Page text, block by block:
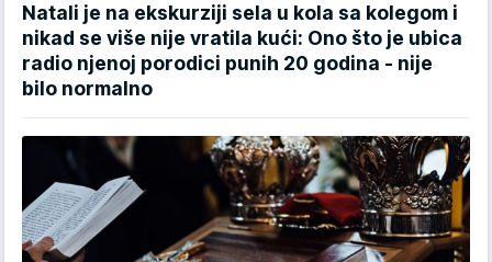
Natali je na ekskurziji sela u kola sa kolegom i
nikad se više nije vratila kući: Ono što je ubica
radio njenoj porodici punih 20 godina - nije
bilo normalno